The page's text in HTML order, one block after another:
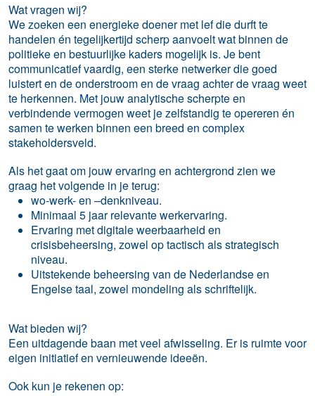
Wat vragen wij?
We zoeken een energieke doener met lef die durft te
handelen én tegelijkertijd scherp aanvoelt wat binnen de
politieke en bestuurlijke kaders mogelijk is. Je bent
communicatief vaardig, een sterke netwerker die goed
luistert en de onderstroom en de vraag achter de vraag weet
te herkennen. Met jouw analytische scherpte en
verbindende vermogen weet je zelfstandig te opereren én
samen te werken binnen een breed en complex
stakeholdersveld.
Als het gaat om jouw ervaring en achtergrond zien we
graag het volgende in je terug:
wo-werk- en –denkniveau.
Minimaal 5 jaar relevante werkervaring.
Ervaring met digitale weerbaarheid en
crisisbeheersing, zowel op tactisch als strategisch
niveau.
Uitstekende beheersing van de Nederlandse en
Engelse taal, zowel mondeling als schriftelijk.
Wat bieden wij?
Een uitdagende baan met veel afwisseling. Er is ruimte voor
eigen initiatief en vernieuwende ideeën.
Ook kun je rekenen op: